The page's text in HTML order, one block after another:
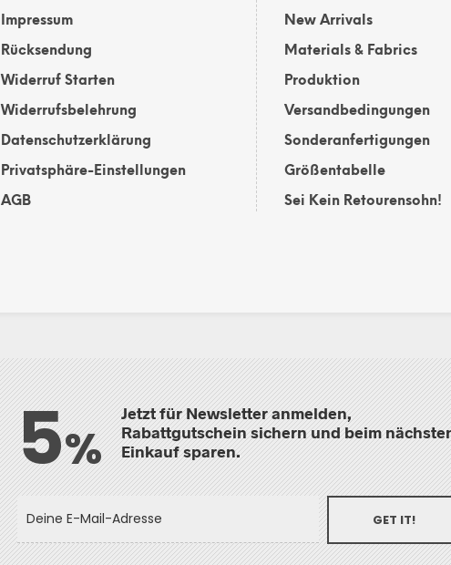
Impressum
Rücksendung
Widerruf Starten
Widerrufsbelehrung
Datenschutzerklärung
Privatsphäre-Einstellungen
AGB
New Arrivals
Materials & Fabrics
Produktion
Versandbedingungen
Sonderanfertigungen
Größentabelle
Sei Kein Retourensohn!
5%
Jetzt für Newsletter anmelden,
Rabattgutschein sichern und beim
Einkauf sparen.
GET IT!